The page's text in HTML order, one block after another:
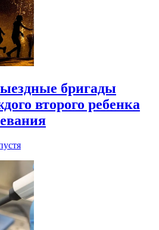
бригады
второго ребенка